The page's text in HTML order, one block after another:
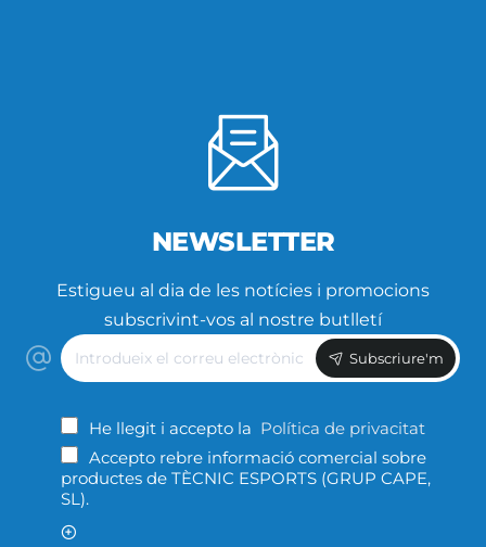
NEWSLETTER
Estigueu al dia de les notícies i promocions
subscrivint-vos al nostre butlletí
Introdueix
el
correu
Subscriure'm
He llegit i accepto la Política de privacitat
Accepto rebre informació comercial sobre
productes de TÈCNIC ESPORTS (GRUP CAPE,
SL).